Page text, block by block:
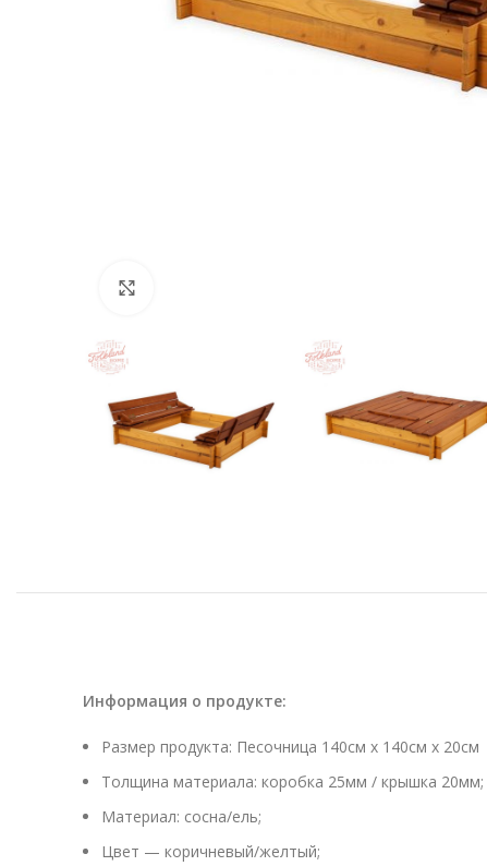
Информация о продукте:
Размер продукта: Песочница 140см x 140см x 20см
Толщина материала: коробка 25мм / крышка 20мм;
Материал: сосна/ель;
Цвет — коричневый/желтый;